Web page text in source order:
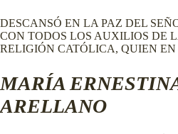
DESCANSÓ EN LA PAZ DEL
CON TODOS LOS AUXILIOS DE
RELIGIÓN CATÓLICA, QUIEN
MARÍA
ARELLANO